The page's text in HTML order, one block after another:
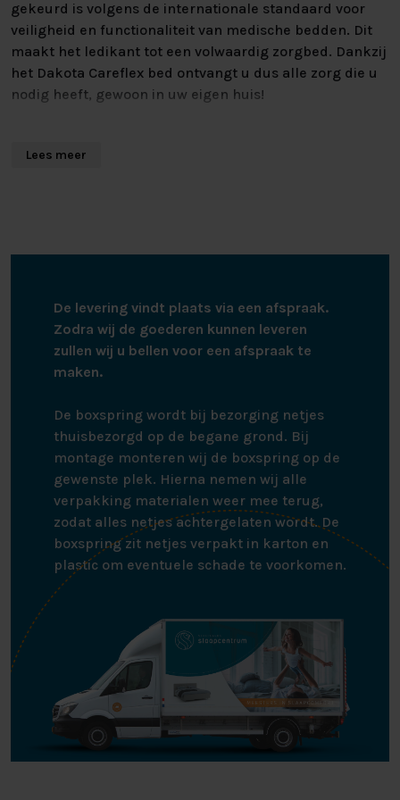
gekeurd is volgens de internationale standaard voor
veiligheid en functionaliteit van medische bedden. Dit
maakt het ledikant tot een volwaardig zorgbed. Dankzij
het Dakota Careflex bed ontvangt u dus alle zorg die u
nodig heeft, gewoon in uw eigen huis!
overal gemakkelijk bij kan zonder dat u belast wordt.
Bij dit bed zijn er nog een aantal keuzemogelijkheden
om de kwaliteit van zorg nog verder op te schroeven. U
uitstapverlichting en/of een bed papegaai aan uw bed
toe te voegen. De standaard bodem van het bed is een
lastenbodem, maar u kunt ook kiezen voor een
schotelbodem.
BASIC EN LUXE UITVOERING
U kunt bij het Dakota Careflex bed kiezen uit twee
uitvoeringen. Hierbij heeft u de keuze tussen de basic
of luxe variant. In het overzicht wordt de basic
uitvoering van het ledikant toegelicht. Bij het basic bed
geniet u van de volgende kenmerken:
Elektrisch verstelbaar
Inclusief elektrisch verstelbare raster-bodem van
metaal. Deze zit zowel bij de rug (inclusief virtueel
draaipunt) en bij de knieholte (met knie
Lees meer
De levering vindt plaats via een afspraak.
Zodra wij de goederen kunnen leveren
zullen wij u bellen voor een afspraak te
maken.
De boxspring wordt bij bezorging netjes
thuisbezorgd op de begane grond. Bij
montage monteren wij de boxspring op de
gewenste plek. Hierna nemen wij alle
verpakking materialen weer mee terug,
zodat alles netjes achtergelaten wordt. De
boxspring zit netjes verpakt in karton en
plastic om eventuele schade te voorkomen.